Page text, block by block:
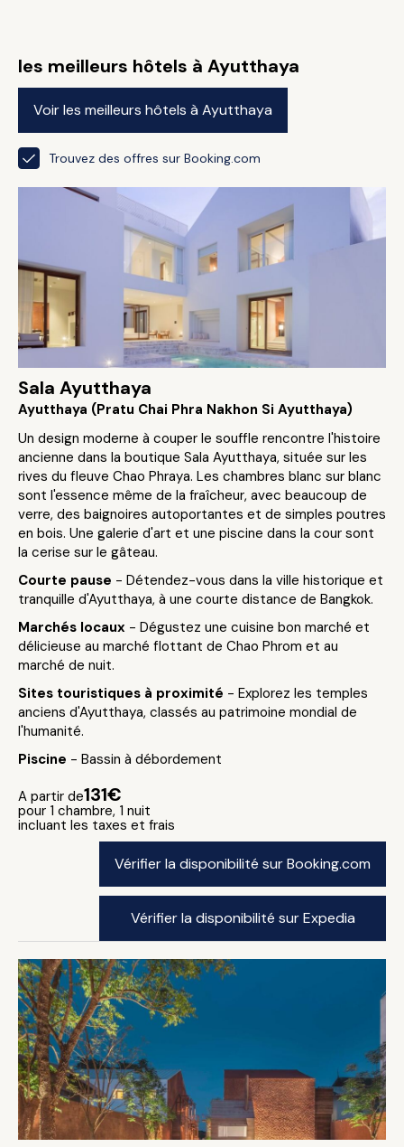
les meilleurs hôtels à Ayutthaya
Voir les meilleurs hôtels à Ayutthaya
Trouvez des offres sur Booking.com
Sala Ayutthaya
Ayutthaya (Pratu Chai Phra Nakhon Si Ayutthaya)
Un design moderne à couper le souffle rencontre l'histoire
ancienne dans la boutique Sala Ayutthaya, située sur les
rives du fleuve Chao Phraya. Les chambres blanc sur blanc
sont l'essence même de la fraîcheur, avec beaucoup de
verre, des baignoires autoportantes et de simples poutres
en bois. Une galerie d'art et une piscine dans la cour sont
la cerise sur le gâteau.
Courte pause - Détendez-vous dans la ville historique et
tranquille d'Ayutthaya, à une courte distance de Bangkok.
Marchés locaux - Dégustez une cuisine bon marché et
délicieuse au marché flottant de Chao Phrom et au
marché de nuit.
Sites touristiques à proximité - Explorez les temples
anciens d'Ayutthaya, classés au patrimoine mondial de
l'humanité.
Piscine - Bassin à débordement
A partir de131€
pour 1 chambre, 1 nuit
incluant les taxes et frais
Vérifier la disponibilité sur Booking.com
Vérifier la disponibilité sur Expedia